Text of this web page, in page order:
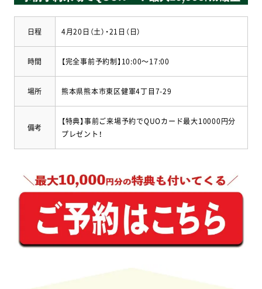
日程 4月20日（土）・21日（日）
時間 【完全事前予約制】10:00～17:00
場所 熊本県熊本市東区健軍4丁目7-29
備考
【特典】事前ご来場予約でQUOカード最大10000円分
プレゼント！